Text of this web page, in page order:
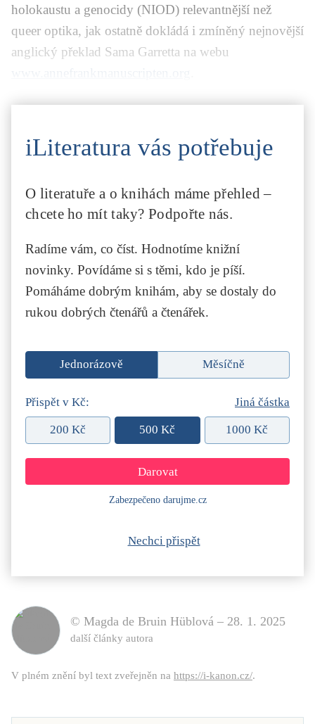
holokaustu a genocidy (NIOD) relevantnější než
queer optika, jak ostatně dokládá i zmíněný nejnovější
anglický překlad Sama Garretta na webu
www.annefrankmanuscripten.org
iLiteratura vás potřebuje
O literatuře a o knihách máme přehled –
chcete ho mít taky? Podpořte nás.
Radíme vám, co číst. Hodnotíme knižní
novinky. Povídáme si s těmi, kdo je píší.
Pomáháme dobrým knihám, aby se dostaly do
rukou dobrých čtenářů a čtenářek.
Jednorázově Měsíčně
Přispět v Kč: Jiná částka
200 Kč 500 Kč 1000 Kč
Zabezpečeno darujme.cz
Nechci přispět
© Magda de Bruin Hüblová – 28. 1. 2025
další články autora
V plném znění byl text zveřejněn na https://i-kanon.cz/.